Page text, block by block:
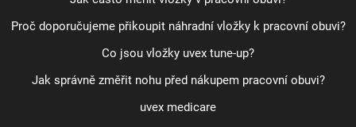
Proč doporučujeme přikoupit náhradní vložky k pracovní obuvi?
Co jsou vložky uvex tune-up?
Jak správně změřit nohu před nákupem pracovní obuvi?
uvex medicare